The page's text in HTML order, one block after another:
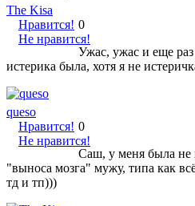
The Kisa
Нравится!
Не нравится!
0
Ужас, ужас и еще
истерика была, хотя я не
queso
Нравится!
Не нравится!
0
Саш, у меня была не
"выноса мозга" мужу, типа как
тд и тп)))